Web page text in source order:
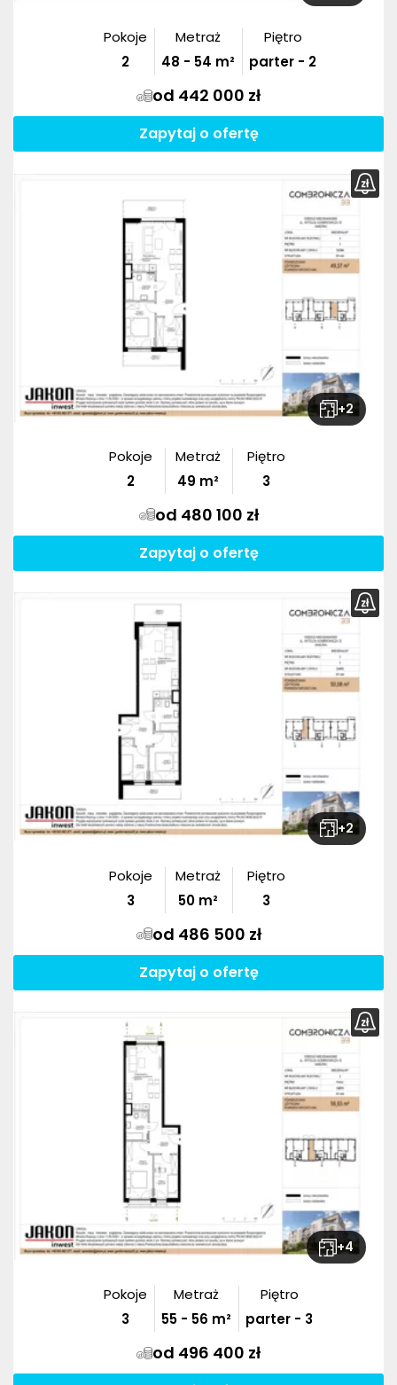
Pokoje
2
Metraż
48 - 54 m²
Piętro
parter - 2
od 442 000 zł
Zapytaj o ofertę
+2
Pokoje
2
Metraż
49 m²
Piętro
3
od 480 100 zł
Zapytaj o ofertę
+2
Pokoje
3
Metraż
50 m²
Piętro
3
od 486 500 zł
Zapytaj o ofertę
+4
Pokoje
3
Metraż
55 - 56 m²
Piętro
parter - 3
od 496 400 zł